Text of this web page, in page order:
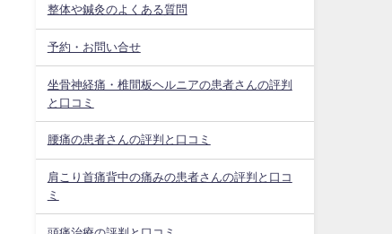
整体や鍼灸のよくある質問
予約・お問い合せ
坐骨神経痛・椎間板ヘルニアの患者さんの評判
と口コミ
腰痛の患者さんの評判と口コミ
肩こり首痛背中の痛みの患者さんの評判と口コ
ミ